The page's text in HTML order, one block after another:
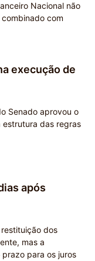
Nacional não
com
execução de
Senado aprovou o
estrutura das regras
após
dos
mas a
para os juros